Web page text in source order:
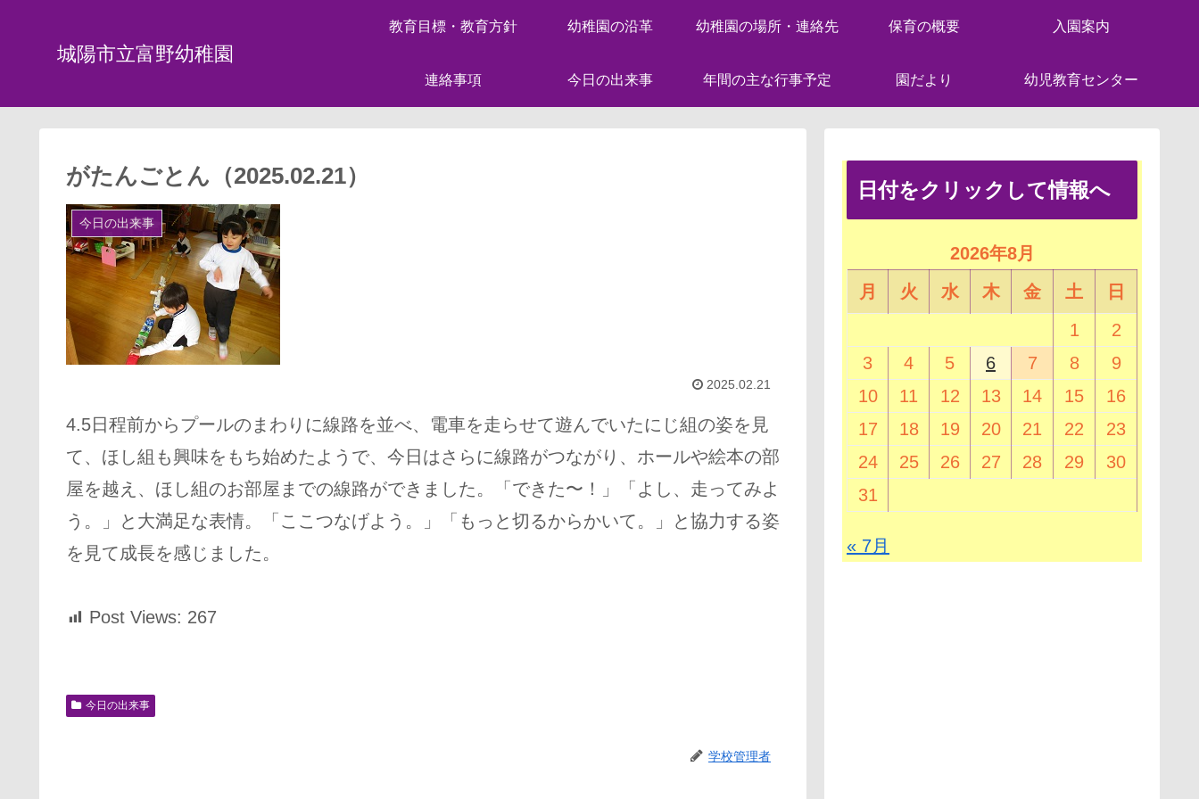
城陽市立富野幼稚園
教育目標・教育方針 幼稚園の沿革 幼稚園の場所・連絡先 保育の概要 入園案内
連絡事項 今日の出来事 年間の主な行事予定 園だより 幼児教育センター
がたんごとん（2025.02.21）
今日の出来事
2025.02.21
4.5日程前からプールのまわりに線路を並べ、電車を走らせて遊んでいたにじ組の姿を見
て、ほし組も興味をもち始めたようで、今日はさらに線路がつながり、ホールや絵本の部
屋を越え、ほし組のお部屋までの線路ができました。「できた〜！」「よし、走ってみよ
う。」と大満足な表情。「ここつなげよう。」「もっと切るからかいて。」と協力する姿
を見て成長を感じました。
Post Views: 267
今日の出来事
学校管理者
日付をクリックして情報へ
2026年8月
月
火 水 木 金 土
日
1
2
3
4 5 6 7 8
9
10
11 12 13 14 15
16
17
18 19 20 21 22
23
24
25 26 27 28 29
30
31
« 7月